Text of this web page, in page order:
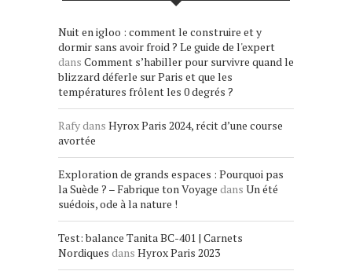
Nuit en igloo : comment le construire et y
dormir sans avoir froid ? Le guide de l'expert
dans Comment s’habiller pour survivre quand le
blizzard déferle sur Paris et que les
températures frôlent les 0 degrés ?
Rafydans Hyrox Paris 2024, récit d’une course
avortée
Exploration de grands espaces : Pourquoi pas
la Suède ? – Fabrique ton Voyage dans Un été
suédois, ode à la nature !
Test: balance Tanita BC-401 | Carnets
Nordiques dans Hyrox Paris 2023